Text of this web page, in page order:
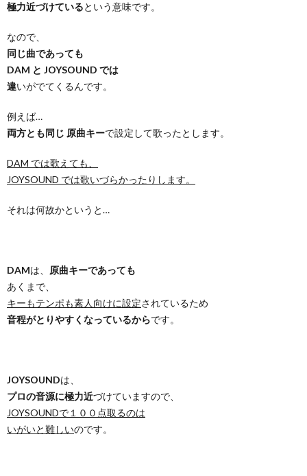
極力近づけているという意味です。
なので、
同じ曲であっても
DAM と JOYSOUND では
違いがでてくるんです。
例えば…
両方とも同じ 原曲キーで設定して歌ったとします。
DAM では歌えても、
JOYSOUND では歌いづらかったりします。
それは何故かというと…
DAMは、 原曲キーであっても
あくまで、
キーもテンポも素人向けに設定されているため
音程がとりやすくなっているからです。
JOYSOUNDは、
プロの音源に極力近づけていますので、
JOYSOUNDで１００点取るのは
いがいと難しいのです。